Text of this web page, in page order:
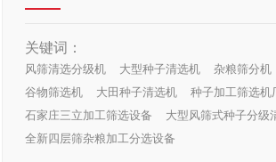
关键词：
风筛清选分级机 大型种子清选机
杂粮筛分机
谷物筛选机
大田种子清选机
种子加工筛选机
石家庄三立加工筛选设备
大型风筛式种子分级
全新四层筛杂粮加工分选设备